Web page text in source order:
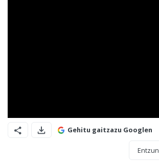
Gehitu gaitzazu Googlen
Entzun